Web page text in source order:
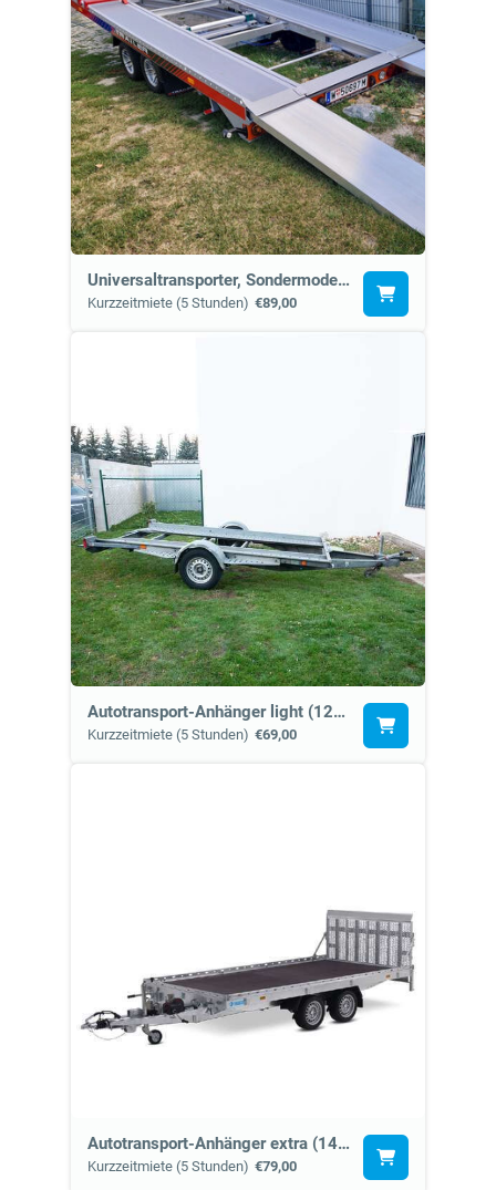
Universaltransporter, Sondermodell Alu (15b)
Kurzzeitmiete (5 Stunden) €89,00
Autotransport-Anhänger light (12e), ohne Gurteset.
Kurzzeitmiete (5 Stunden) €69,00
Autotransport-Anhänger extra (14a), ohne Gurteset.
Kurzzeitmiete (5 Stunden) €79,00